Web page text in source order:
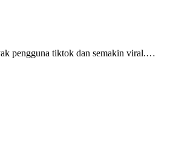
pengguna tiktok dan semakin viral.…